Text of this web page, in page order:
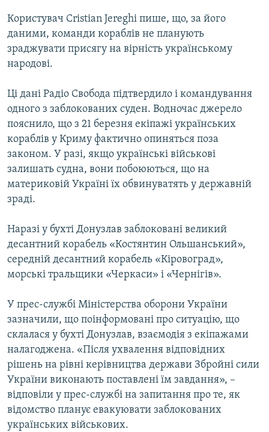
Користувач Cristian Jereghi пише, що, за його
даними, команди кораблів не планують
зраджувати присягу на вірність українському
народові.
Ці дані Радіо Свобода підтвердило і командування
одного з заблокованих суден. Водночас джерело
пояснило, що з 21 березня екіпажі українських
кораблів у Криму фактично опиняться поза
законом. У разі, якщо українські військові
залишать судна, вони побоюються, що на
материковій Україні їх обвинуватять у державній
зраді.
Наразі у бухті Донузлав заблоковані великий
десантний корабель «Костянтин Ольшанський»,
середній десантний корабель «Кіровоград»,
морські тральщики «Черкаси» і «Чернігів».
У прес-службі Міністерства оборони України
зазначили, що поінформовані про ситуацію, що
склалася у бухті Донузлав, взаємодія з екіпажами
налагоджена. «Після ухвалення відповідних
рішень на рівні керівництва держави Збройні сили
України виконають поставлені їм завдання», –
відповіли у прес-службі на запитання про те, як
відомство планує евакуювати заблокованих
українських військових.